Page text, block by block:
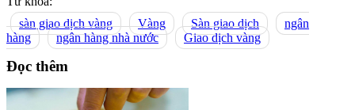
sàn giao dịch vàng
Vàng Sàn giao dịch
ngân
hàng
ngân hàng nhà nước Giao dịch vàng
Đọc thêm